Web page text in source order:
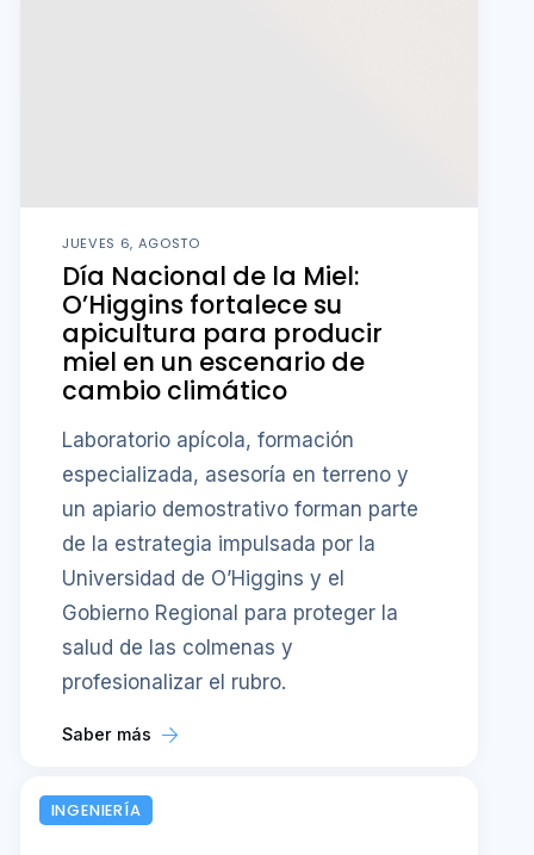
JUEVES 6, AGOSTO
Día Nacional de la Miel:
O’Higgins fortalece su
apicultura para producir
miel en un escenario de
cambio climático
Laboratorio apícola, formación
especializada, asesoría en terreno y
un apiario demostrativo forman parte
de la estrategia impulsada por la
Universidad de O’Higgins y el
Gobierno Regional para proteger la
salud de las colmenas y
profesionalizar el rubro.
Saber más
INGENIERÍA